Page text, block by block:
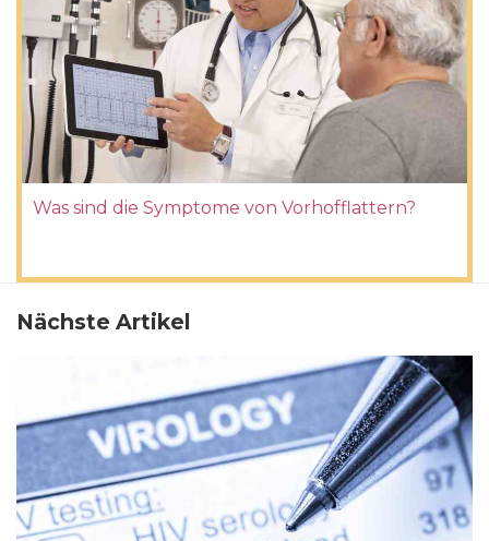
Was sind die Symptome von Vorhofflattern?
Nächste Artikel